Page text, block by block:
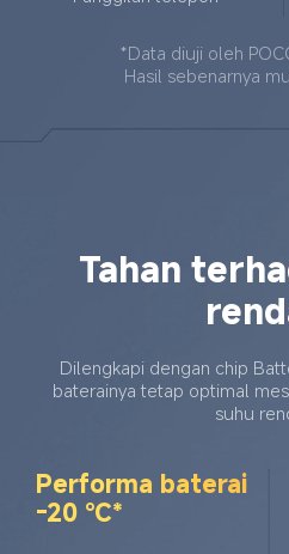
*Data diuji oleh
Hasil sebenarnya
Tahan
Dilengkapi dengan chip
baterainya tetap optimal
suhu
Performa baterai
-20 ℃*